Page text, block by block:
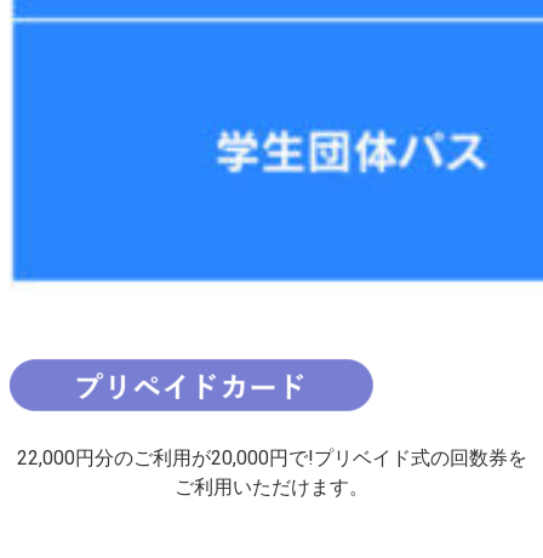
22,000円分のご利用が20,000円で!プリベイド式の回数券を
ご利用いただけます。